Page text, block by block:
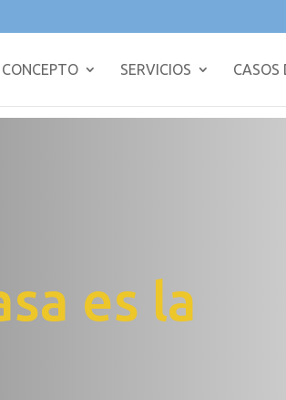
CONCEPTO SERVICIOS CASOS
es la